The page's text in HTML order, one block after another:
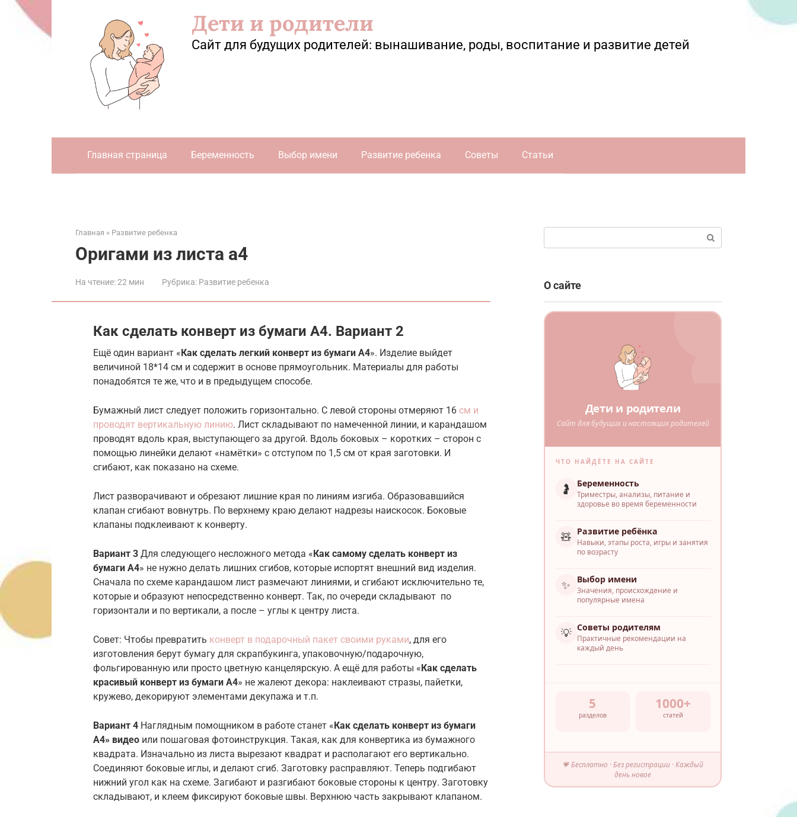
Перейти
Дети и родители
Сайт для будущих родителей: вынашивание, роды, воспитание и развитие детей
Главная страница Беременность Выбор имени Развитие ребенка Советы Статьи
Главная » Развитие ребенка
Оригами из листа а4
На чтение:22 мин Рубрика: Развитие ребенка
Как сделать конверт из бумаги А4. Вариант 2
Ещё один вариант «Как сделать легкий конверт из бумаги А4». Изделие выйдет
величиной 18*14 см и содержит в основе прямоугольник. Материалы для работы
понадобятся те же, что и в предыдущем способе.
Бумажный лист следует положить горизонтально. С левой стороны отмеряют 16 см и
проводят вертикальную линию. Лист складывают по намеченной линии, и карандашом
проводят вдоль края, выступающего за другой. Вдоль боковых – коротких – сторон с
помощью линейки делают «намётки» с отступом по 1,5 см от края заготовки. И
сгибают, как показано на схеме.
Лист разворачивают и обрезают лишние края по линиям изгиба. Образовавшийся
клапан сгибают вовнутрь. По верхнему краю делают надрезы наискосок. Боковые
клапаны подклеивают к конверту.
Вариант 3 Для следующего несложного метода «Как самому сделать конверт из
бумаги А4» не нужно делать лишних сгибов, которые испортят внешний вид изделия.
Сначала по схеме карандашом лист размечают линиями, и сгибают исключительно те,
которые и образуют непосредственно конверт. Так, по очереди складывают по
горизонтали и по вертикали, а после – углы к центру листа.
Совет: Чтобы превратить конверт в подарочный пакет своими руками, для его
изготовления берут бумагу для скрапбукинга, упаковочную/подарочную,
фольгированную или просто цветную канцелярскую. А ещё для работы «Как сделать
красивый конверт из бумаги А4» не жалеют декора: наклеивают стразы, пайетки,
кружево, декорируют элементами декупажа и т.п.
Вариант 4 Наглядным помощником в работе станет «Как сделать конверт из бумаги
А4» видео или пошаговая фотоинструкция. Такая, как для конвертика из бумажного
квадрата. Изначально из листа вырезают квадрат и располагают его вертикально.
Соединяют боковые иглы, и делают сгиб. Заготовку расправляют. Теперь подгибают
нижний угол как на схеме. Загибают и разгибают боковые стороны к центру. Заготовку
складывают, и клеем фиксируют боковые швы. Верхнюю часть закрывают клапаном.
О сайте
Дети и родители
Сайт для будущих и настоящих родителей
ЧТО НАЙДЁТЕ НА САЙТЕ
🤰 Беременность
Триместры, анализы, питание и
здоровье во время беременности
🧸 Развитие ребёнка
Навыки, этапы роста, игры и занятия
по возрасту
✨ Выбор имени
Значения, происхождение и
популярные имена
💡 Советы родителям
Практичные рекомендации на
каждый день
5
разделов
1000+
статей
💗 Бесплатно · Без регистрации · Каждый
день новое